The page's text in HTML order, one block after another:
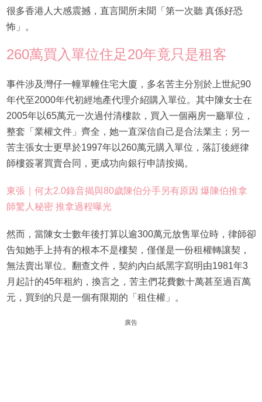
很多香港人大感震撼，直言聞所未聞「第一次聽 真係好恐
怖」。
260萬買入單位住足20年竟只是租客
事件涉及灣仔一幢單幢住宅大廈，多名苦主分別於上世紀90
年代至2000年代初經地產代理介紹購入單位。其中陳女士在
2005年以65萬元一次過付清樓款，買入一個兩房一廳單位，
整套「業權文件」齊全，她一直深信自己是合法業主；另一
苦主張女士更早於1997年以260萬元購入單位，落訂後經律
師樓簽署買賣合同，更成功向銀行申請按揭。
東張｜何太2.0錄音揭與80歲陳伯分手另有原因 爆陳伯推拿
師驚人秘密 推拿過程曝光
然而，當陳女士數年後打算以逾300萬元放售單位時，律師卻
告知她手上持有的根本不是樓契，僅僅是一份租權轉讓契，
無法賣出單位。翻查文件，契約內白紙黑字寫明由1981年3
月起計的45年租約，換言之，苦主們花費數十萬甚至過百萬
元，買到的只是一個有限期的「租住權」。
廣告